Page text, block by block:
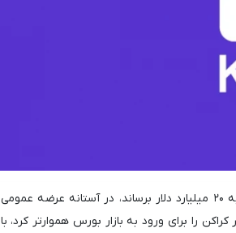
صرافی آمریکایی کراکن موفق شد ۸۰۰ میلیون دلار جذب سرمایه کند و ارزش خود را به ۲۰ میلیارد دلار برساند، در آستانه عرضه عمومی
را برای ورود به بازار بورس هموارتر کرد، با